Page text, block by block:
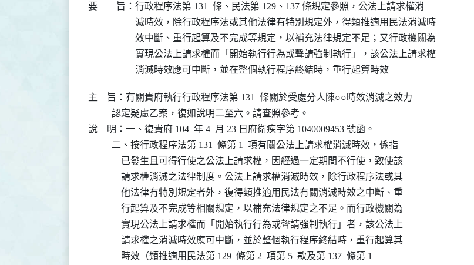
要 旨： 行政程序法第 131  條、民法第 129、137 條規定參照，公法上請求權消
滅時效，除行政程序法或其他法律有特別規定外，得類推適用民法消滅時
效中斷、重行起算及不完成等規定，以補充法律規定不足；又行政機關為
實現公法上請求權而「開始執行行為或聲請強制執行」，該公法上請求權
消滅時效應可中斷，並在整個執行程序終結時，重行起算時效
主    旨：有關貴府執行行政程序法第 131  條關於受處分人陳○○時效消滅之效力
          認定疑慮乙案，復如說明二至六。請查照參考。
說    明：一、復貴府 104  年 4  月 23 日府衛疾字第 1040009453 號函。
          二、按行政程序法第 131  條第 1  項有關公法上請求權消滅時效，係指
              已發生且可得行使之公法上請求權，因經過一定期間不行使，致使該
              請求權消滅之法律制度。公法上請求權消滅時效，除行政程序法或其
              他法律有特別規定者外，復得類推適用民法有關消滅時效之中斷、重
              行起算及不完成等相關規定，以補充法律規定之不足。而行政機關為
              實現公法上請求權而「開始執行行為或聲請強制執行」者，該公法上
              請求權之消滅時效應可中斷，並於整個執行程序終結時，重行起算其
              時效（類推適用民法第 129  條第 2  項第 5  款及第 137  條第 1